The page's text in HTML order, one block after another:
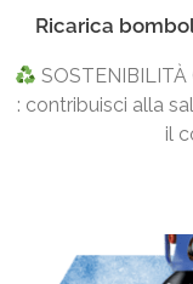
Ricarica
: contribuisci alla
il